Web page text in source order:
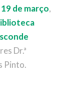
de março,
Dr.ª
Pinto.